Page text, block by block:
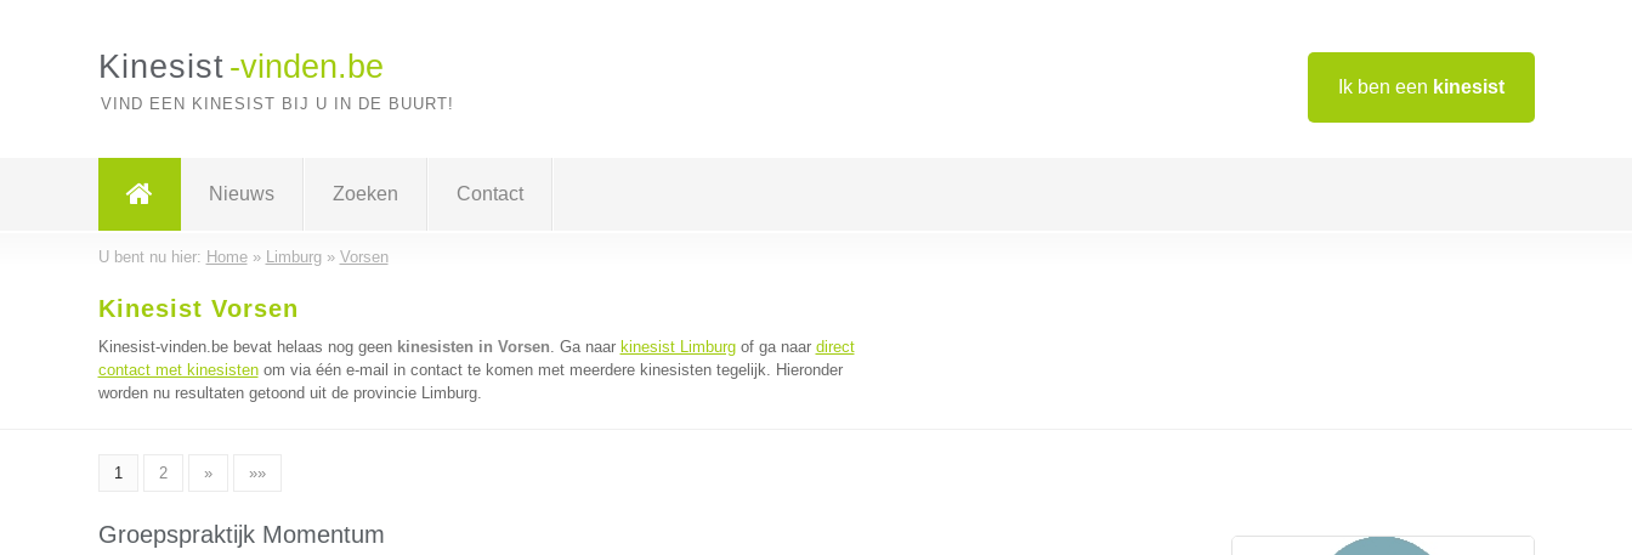
Ik ben een kinesist
Kinesist -vinden.be
VIND EEN KINESIST BIJ U IN DE BUURT!
Nieuws Zoeken Contact
U bent nu hier: Home» Limburg» Vorsen
Kinesist Vorsen
Kinesist-vinden.be bevat helaas nog geen kinesisten in Vorsen. Ga naar kinesist Limburgof ga naar direct
contact met kinesistenom via één e-mail in contact te komen met meerdere kinesisten tegelijk. Hieronder
worden nu resultaten getoond uit de provincie Limburg.
1 2 » »»
Groepspraktijk Momentum